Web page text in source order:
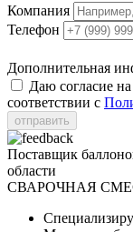
Компания
Телефон
Дополнительная
Даю согласие
соответствии с
отправить
Поставщик
области
СВАРОЧНАЯ